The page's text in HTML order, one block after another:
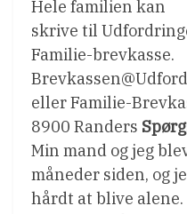
Hele familien kan
skrive til
Familie-brevkasse.
eller Familie-
8900 Randers
Min mand og jeg
måneder siden, og
hårdt at blive alene.